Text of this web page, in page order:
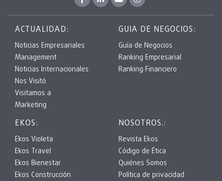
ACTUALIDAD:
Noticias Empresariales
Management
Noticias Internacionales
Nos Visitó
Visitamos a
Marketing
GUIA DE NEGOCIOS:
Guía de Negocios
Ranking Empresarial
Ranking Financiero
EKOS:
Ekos Violeta
Ekos Travel
Ekos Bienestar
Ekos Construcción
NOSOTROS.:
Revista Ekos
Código de Ética
Quiénes Somos
Política de privacidad